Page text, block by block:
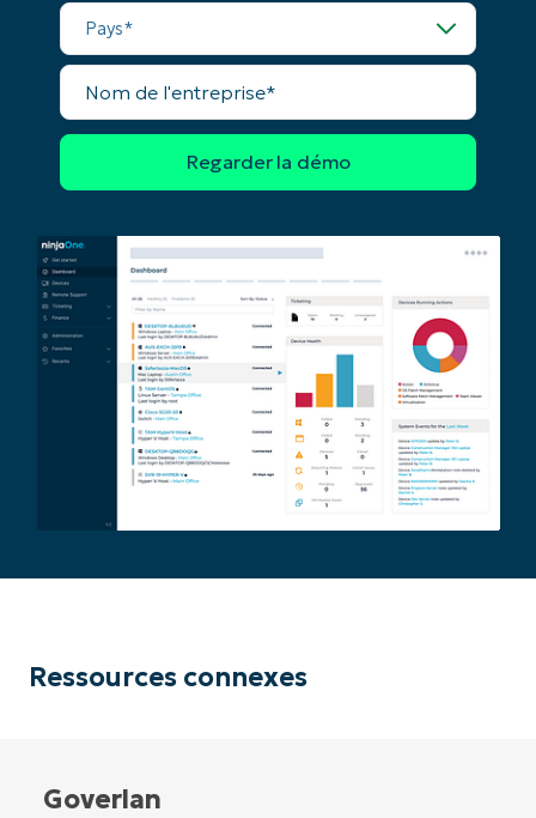
Pays*
Nom
l'entreprise*
Ressources connexes
Goverlan
email*
Phone
number*
Pays
name*